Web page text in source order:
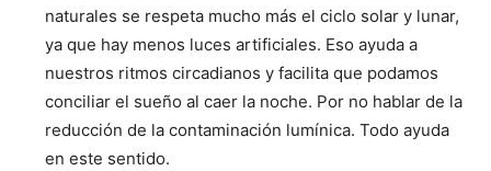
naturales se respeta mucho más el ciclo solar y lunar,
ya que hay menos luces artificiales. Eso ayuda a
nuestros ritmos circadianos y facilita que podamos
conciliar el sueño al caer la noche. Por no hablar de la
reducción de la contaminación lumínica. Todo ayuda
en este sentido.